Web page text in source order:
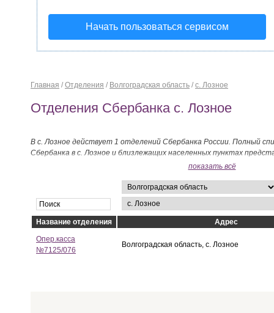
Начать пользоваться сервисом
Главная / Отделения / Волгоградская область / с. Лозное
Отделения Сбербанка с. Лозное
В с. Лозное действует 1 отделений Сбербанка России. Полный
Сбербанка в с. Лозное и близлежащих населенных пунктах
показать всё
Название отделения
Адрес
Опер.касса
№7125/076
Волгоградская область, с. Лозное